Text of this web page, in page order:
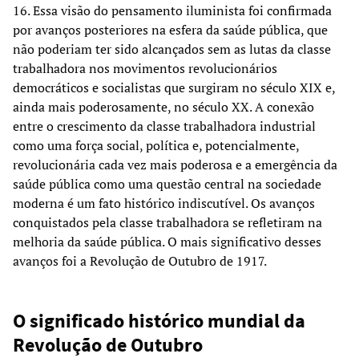
16. Essa visão do pensamento iluminista foi confirmada
por avanços posteriores na esfera da saúde pública, que
não poderiam ter sido alcançados sem as lutas da classe
trabalhadora nos movimentos revolucionários
democráticos e socialistas que surgiram no século XIX e,
ainda mais poderosamente, no século XX. A conexão
entre o crescimento da classe trabalhadora industrial
como uma força social, política e, potencialmente,
revolucionária cada vez mais poderosa e a emergência da
saúde pública como uma questão central na sociedade
moderna é um fato histórico indiscutível. Os avanços
conquistados pela classe trabalhadora se refletiram na
melhoria da saúde pública. O mais significativo desses
avanços foi a Revolução de Outubro de 1917.
O significado histórico mundial da
Revolução de Outubro